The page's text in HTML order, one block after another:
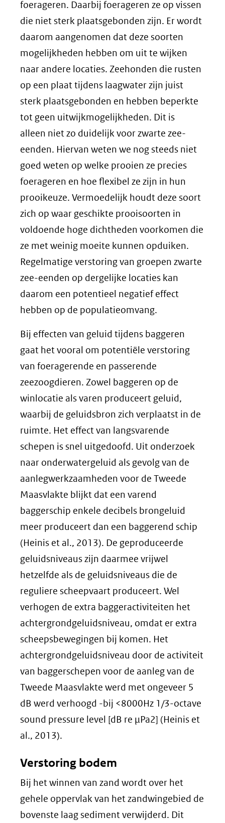
foerageren. Daarbij foerageren ze op vissen
die niet sterk plaatsgebonden zijn. Er wordt
daarom aangenomen dat deze soorten
mogelijkheden hebben om uit te wijken
naar andere locaties. Zeehonden die rusten
op een plaat tijdens laagwater zijn juist
sterk plaatsgebonden en hebben beperkte
tot geen uitwijkmogelijkheden. Dit is
alleen niet zo duidelijk voor zwarte zee-
eenden. Hiervan weten we nog steeds niet
goed weten op welke prooien ze precies
foerageren en hoe flexibel ze zijn in hun
prooikeuze. Vermoedelijk houdt deze soort
zich op waar geschikte prooisoorten in
voldoende hoge dichtheden voorkomen die
ze met weinig moeite kunnen opduiken.
Regelmatige verstoring van groepen zwarte
zee-eenden op dergelijke locaties kan
daarom een potentieel negatief effect
hebben op de populatieomvang.
Bij effecten van geluid tijdens baggeren
gaat het vooral om potentiële verstoring
van foeragerende en passerende
zeezoogdieren. Zowel baggeren op de
winlocatie als varen produceert geluid,
waarbij de geluidsbron zich verplaatst in de
ruimte. Het effect van langsvarende
schepen is snel uitgedoofd. Uit onderzoek
naar onderwatergeluid als gevolg van de
aanlegwerkzaamheden voor de Tweede
Maasvlakte blijkt dat een varend
baggerschip enkele decibels brongeluid
meer produceert dan een baggerend schip
(Heinis et al., 2013). De geproduceerde
geluidsniveaus zijn daarmee vrijwel
hetzelfde als de geluidsniveaus die de
reguliere scheepvaart produceert. Wel
verhogen de extra baggeractiviteiten het
achtergrondgeluidsniveau, omdat er extra
scheepsbewegingen bij komen. Het
achtergrondgeluidsniveau door de activiteit
van baggerschepen voor de aanleg van de
Tweede Maasvlakte werd met ongeveer 5
dB werd verhoogd -bij <8000Hz 1/3-octave
sound pressure level [dB re μPa2] (Heinis et
al., 2013).
Verstoring bodem
Bij het winnen van zand wordt over het
gehele oppervlak van het zandwingebied de
bovenste laag sediment verwijderd. Dit